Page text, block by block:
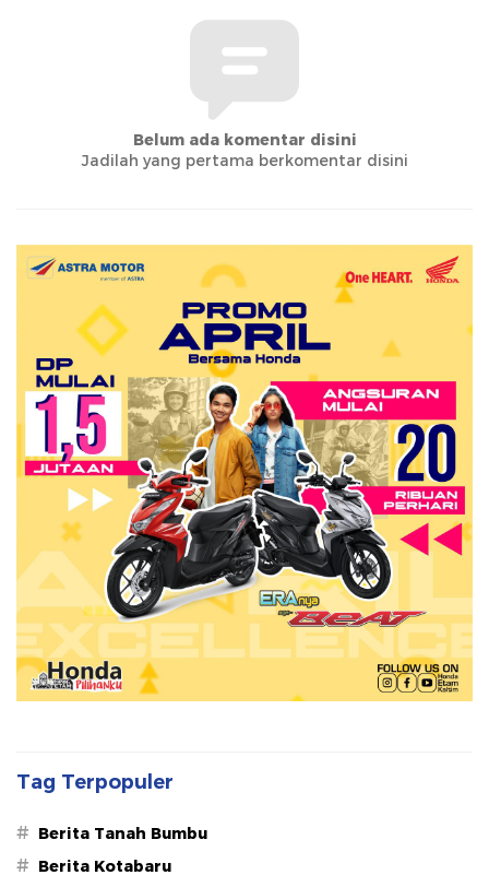
Belum ada komentar disini
Jadilah yang pertama berkomentar disini
Tag Terpopuler
# Berita Tanah Bumbu
# Berita Kotabaru